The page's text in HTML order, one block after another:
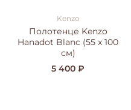
Kenzo
Полотенце Kenzo
Hanadot Blanc (55 x 100
см)
5 400 ₽